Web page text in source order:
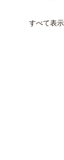
すべて表示